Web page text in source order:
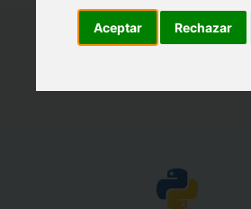
Aceptar Rechazar